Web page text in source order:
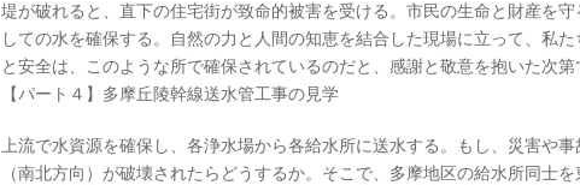
堤が破れると、直下の住宅街が致命的被害を受ける。市民の生命と財産を守
しての水を確保する。自然の力と人間の知恵を結合した現場に立って、私
と安全は、このような所で確保されているのだと、感謝と敬意を抱いた次第
【パート４】多摩丘陵幹線送水管工事の見学
上流で水資源を確保し、各浄水場から各給水所に送水する。もし、災害や
（南北方向）が破壊されたらどうするか。そこで、多摩地区の給水所同士